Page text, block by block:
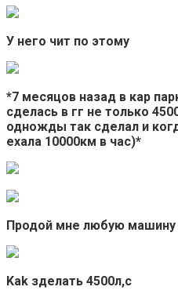
У него чит по этому
*7 месяцов назад в кар
сделась в гг не только
одножды так сделал и
ехала 10000км в час)*
Продой мне любую
Kak зделать 4500л,с